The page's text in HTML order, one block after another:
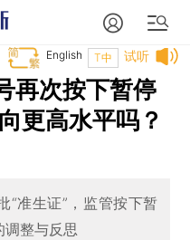
试听
T中
English
再次按下暂停
更高水平吗？
“准生证”，监管按下暂
调整与反思